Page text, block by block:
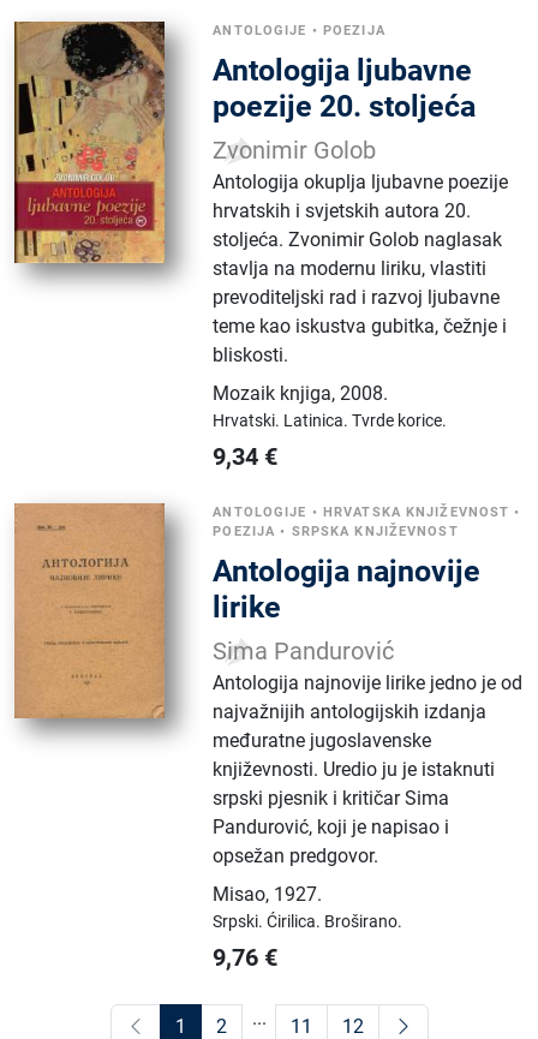
ANTOLOGIJE • POEZIJA
Antologija ljubavne
poezije 20. stoljeća
Zvonimir Golob
Antologija okuplja ljubavne poezije
hrvatskih i svjetskih autora 20.
stoljeća. Zvonimir Golob naglasak
stavlja na modernu liriku, vlastiti
prevoditeljski rad i razvoj ljubavne
teme kao iskustva gubitka, čežnje i
bliskosti.
Mozaik knjiga,2008.
Hrvatski. Latinica.Tvrde korice.
9,34 €
ANTOLOGIJE • HRVATSKA KNJIŽEVNOST •
POEZIJA • SRPSKA KNJIŽEVNOST
Antologija najnovije
lirike
Sima Pandurović
Antologija najnovije lirike jedno je od
najvažnijih antologijskih izdanja
međuratne jugoslavenske
književnosti. Uredio ju je istaknuti
srpski pjesnik i kritičar Sima
Pandurović, koji je napisao i
opsežan predgovor.
Misao, 1927.
Srpski.Ćirilica. Broširano.
9,76 €
1 2 ... 11 12